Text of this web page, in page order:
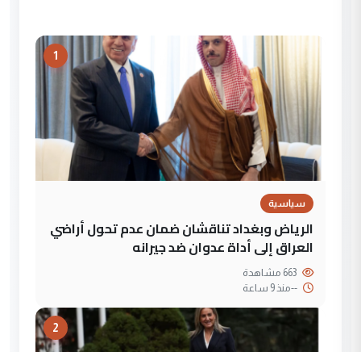
1
سياسية
الرياض وبغداد تناقشان ضمان عدم تحول أراضي
العراق إلى أداة عدوان ضد جيرانه
--منذ 9 ساعة
2